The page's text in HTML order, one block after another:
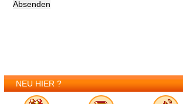
NEU HIER ?